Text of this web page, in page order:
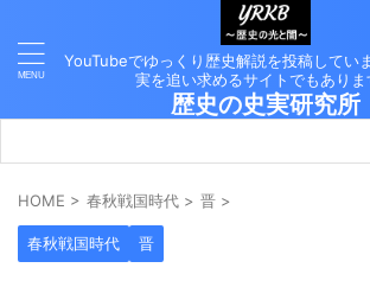
YouTubeでゆっくり歴史解説を投稿してい
実を追い求めるサイトでもありま
歴史の史実研究所
HOME > 春秋戦国時代 > 晋 >
春秋戦国時代 晋